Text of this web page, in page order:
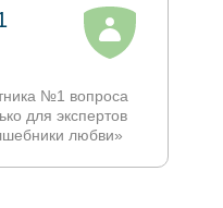
№1 вопроса
для экспертов
любви»